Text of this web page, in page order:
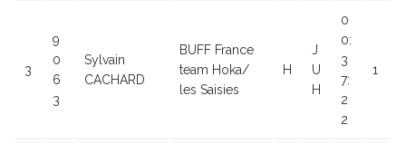
3
9
0
6
3
Sylvain
CACHARD
BUFF France
team Hoka/
les Saisies
H
J
U
H
0
0:
3
7:
2
2
1